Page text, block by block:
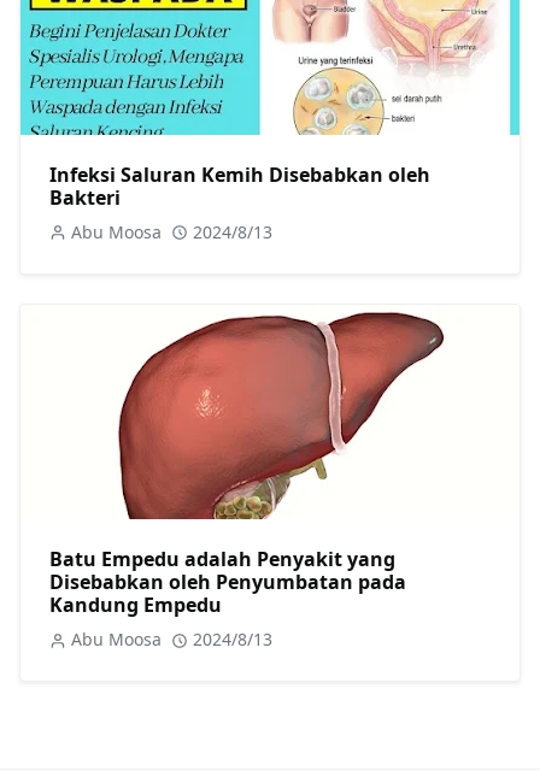
Infeksi Saluran Kemih Disebabkan oleh
Bakteri
Abu Moosa 2024/8/13
Batu Empedu adalah Penyakit yang
Disebabkan oleh Penyumbatan pada
Kandung Empedu
Abu Moosa 2024/8/13